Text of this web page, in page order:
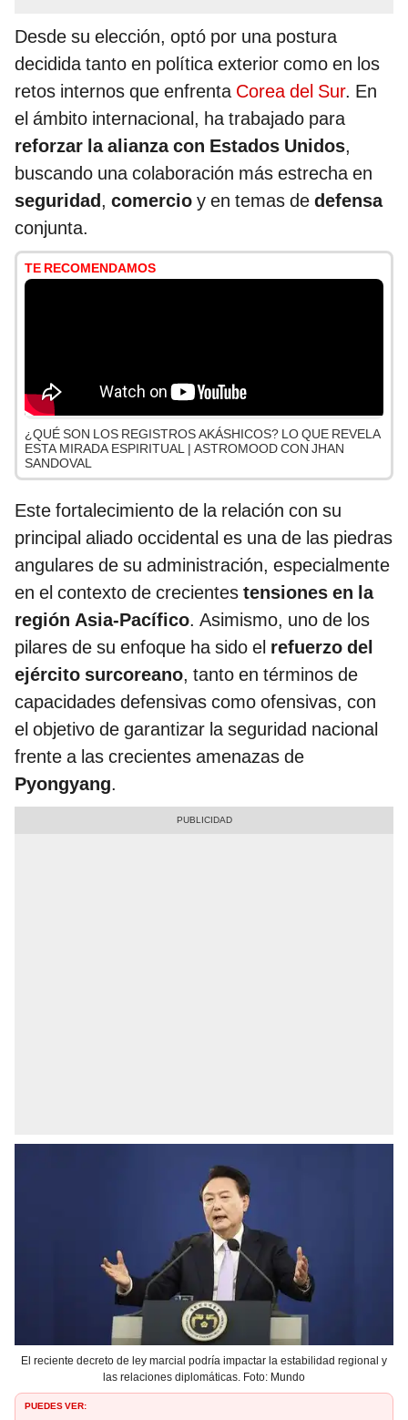
Desde su elección, optó por una postura
decidida tanto en política exterior como en los
retos internos que enfrenta Corea del Sur. En
el ámbito internacional, ha trabajado para
reforzar la alianza con Estados Unidos,
buscando una colaboración más estrecha en
seguridad, comercio y en temas de defensa
conjunta.
TE RECOMENDAMOS
¿QUÉ SON LOS REGISTROS AKÁSHICOS? LO QUE REVELA
ESTA MIRADA ESPIRITUAL | ASTROMOOD CON JHAN
SANDOVAL
Este fortalecimiento de la relación con su
principal aliado occidental es una de las piedras
angulares de su administración, especialmente
en el contexto de crecientes tensiones en la
región Asia-Pacífico. Asimismo, uno de los
pilares de su enfoque ha sido el refuerzo del
ejército surcoreano, tanto en términos de
capacidades defensivas como ofensivas, con
el objetivo de garantizar la seguridad nacional
frente a las crecientes amenazas de
Pyongyang.
El reciente decreto de ley marcial podría impactar la estabilidad regional y
las relaciones diplomáticas. Foto: Mundo
PUEDES VER: